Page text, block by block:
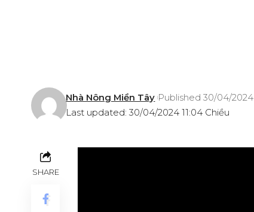
Last updated: 30/04/2024 11:04 Chiều
Nhà Nông Miền Tây Published 30/04/2024
SHARE